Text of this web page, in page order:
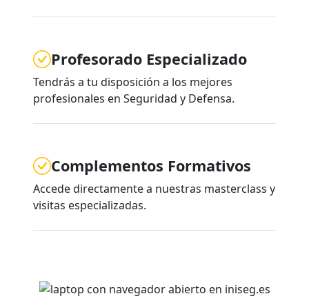
Profesorado Especializado
Tendrás a tu disposición a los mejores
profesionales en Seguridad y Defensa.
Complementos Formativos
Accede directamente a nuestras masterclass y
visitas especializadas.